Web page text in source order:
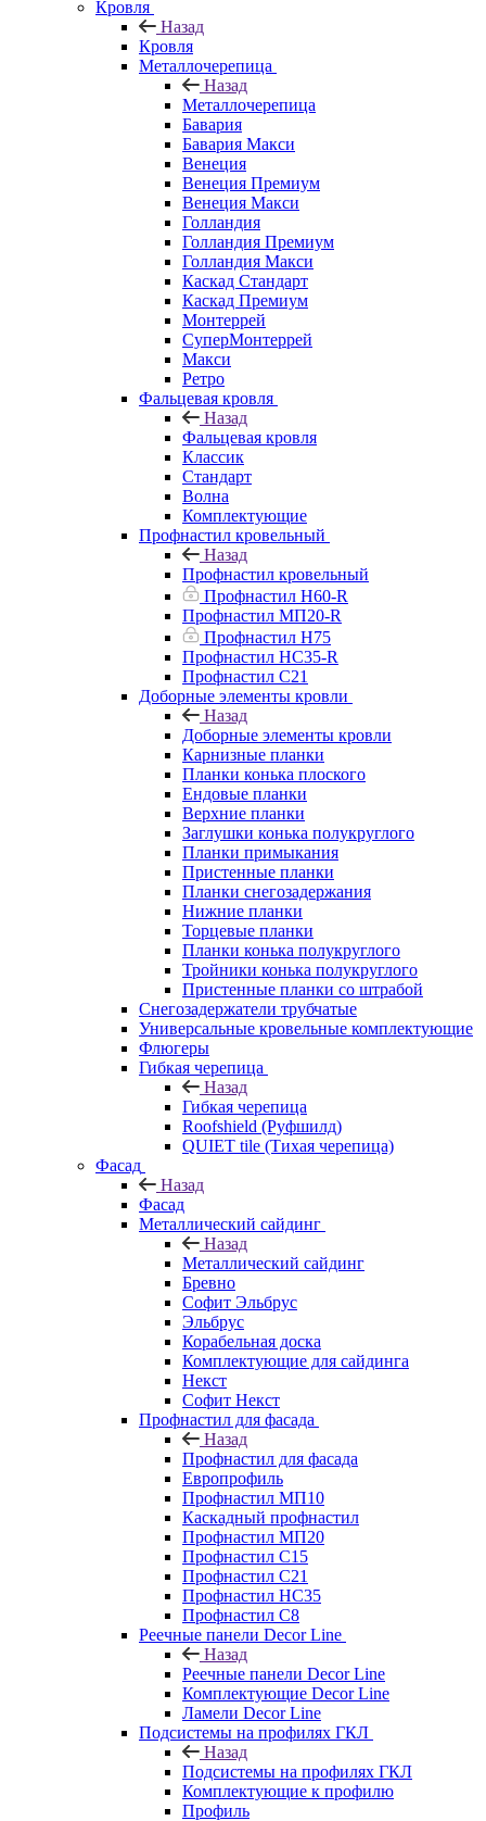
Кровля
Назад
Кровля
Металлочерепица
Назад
Металлочерепица
Бавария
Бавария Макси
Венеция
Венеция Премиум
Венеция Макси
Голландия
Голландия Премиум
Голландия Макси
Каскад Стандарт
Каскад Премиум
Монтеррей
СуперМонтеррей
Макси
Ретро
Фальцевая кровля
Назад
Фальцевая кровля
Классик
Стандарт
Волна
Комплектующие
Профнастил кровельный
Назад
Профнастил кровельный
Профнастил Н60-R
Профнастил МП20-R
Профнастил Н75
Профнастил НС35-R
Профнастил С21
Доборные элементы кровли
Назад
Доборные элементы кровли
Карнизные планки
Планки конька плоского
Ендовые планки
Верхние планки
Заглушки конька полукруглого
Планки примыкания
Пристенные планки
Планки снегозадержания
Нижние планки
Торцевые планки
Планки конька полукруглого
Тройники конька полукруглого
Пристенные планки со штрабой
Снегозадержатели трубчатые
Универсальные кровельные комплектующие
Флюгеры
Гибкая черепица
Назад
Гибкая черепица
Roofshield (Руфшилд)
QUIET tile (Тихая черепица)
Фасад
Назад
Фасад
Металлический сайдинг
Назад
Металлический сайдинг
Бревно
Софит Эльбрус
Эльбрус
Корабельная доска
Комплектующие для сайдинга
Некст
Софит Некст
Профнастил для фасада
Назад
Профнастил для фасада
Европрофиль
Профнастил МП10
Каскадный профнастил
Профнастил МП20
Профнастил С15
Профнастил С21
Профнастил НС35
Профнастил С8
Реечные панели Decor Line
Назад
Реечные панели Decor Line
Комплектующие Decor Line
Ламели Decor Line
Подсистемы на профилях ГКЛ
Назад
Подсистемы на профилях ГКЛ
Комплектующие к профилю
Профиль